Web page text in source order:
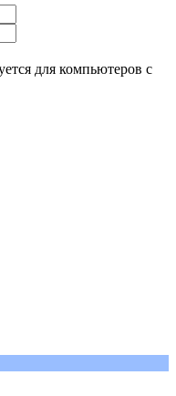
для компьютеров с